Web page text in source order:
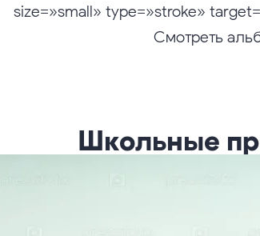
size=»small» type=»stroke»
Смотреть
Школьные